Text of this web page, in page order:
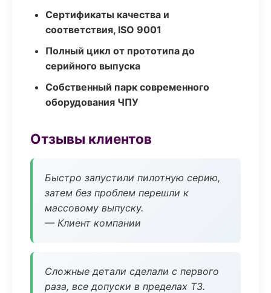
Сертификаты качества и
соответствия, ISO 9001
Полный цикл от прототипа до
серийного выпуска
Собственный парк современного
оборудования ЧПУ
Отзывы клиентов
Быстро запустили пилотную серию,
затем без проблем перешли к
массовому выпуску.
— Клиент компании
Сложные детали сделали с первого
раза, все допуски в пределах ТЗ.